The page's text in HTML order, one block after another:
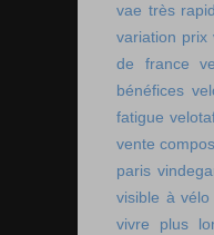
vae très
variation prix
de france
bénéfices
fatigue
vente
paris
visible à vélo
vivre plus